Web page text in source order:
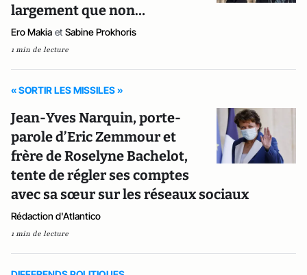
largement que non…
Ero Makia et Sabine Prokhoris
1 min de lecture
« SORTIR LES MISSILES »
Jean-Yves Narquin, porte-
parole d’Eric Zemmour et
frère de Roselyne Bachelot,
tente de régler ses comptes
avec sa sœur sur les réseaux sociaux
Rédaction d'Atlantico
1 min de lecture